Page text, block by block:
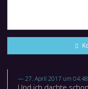
27. April 2017 um 04:48
Und ich dachte